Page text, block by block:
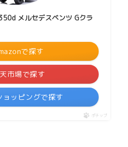
メルセデスベンツ Gクラ
で探す
市場で探す
ョッピングで探す
ポチップ